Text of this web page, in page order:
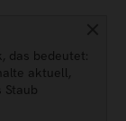
das bedeutet:
aktuell,
Staub